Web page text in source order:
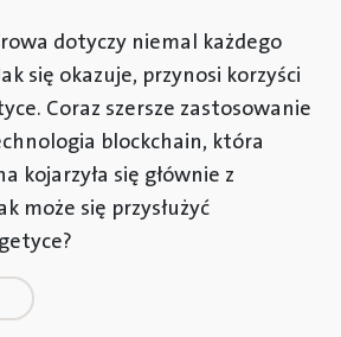
dotyczy niemal każdego
się okazuje, przynosi korzyści
Coraz szersze zastosowanie
blockchain, która
kojarzyła się głównie z
może się przysłużyć
cyfrowa transformacja w